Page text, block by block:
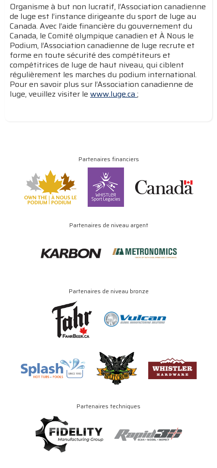
Organisme à but non lucratif, l’Association canadienne
de luge est l’instance dirigeante du sport de luge au
Canada. Avec l’aide financière du gouvernement du
Canada, le Comité olympique canadien et À Nous le
Podium, l’Association canadienne de luge recrute et
forme en toute sécurité des compétiteurs et
compétitrices de luge de haut niveau, qui ciblent
régulièrement les marches du podium international.
Pour en savoir plus sur l’Association canadienne de
luge, veuillez visiter le www.luge.ca;
Partenaires financiers
Partenaires de niveau argent
Partenaires de niveau bronze
Partenaires techniques